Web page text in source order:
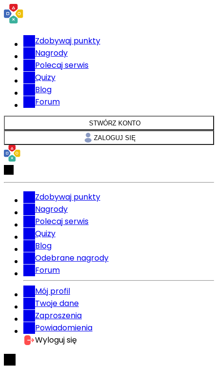
Zdobywaj punkty
Nagrody
Polecaj serwis
Quizy
Blog
Forum
STWÓRZ KONTO
ZALOGUJ SIĘ
Zdobywaj punkty
Nagrody
Polecaj serwis
Quizy
Blog
Odebrane nagrody
Forum
Mój profil
Twoje dane
Zaproszenia
Powiadomienia
Wyloguj się